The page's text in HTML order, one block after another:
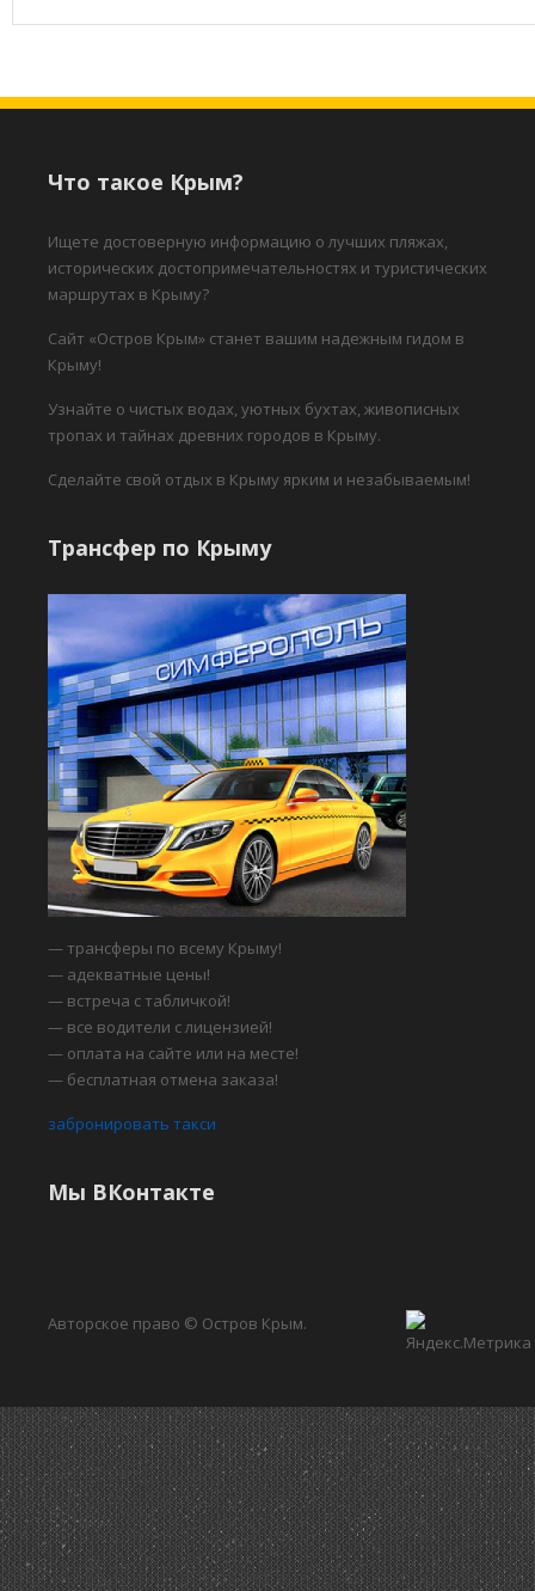
Что такое Крым?
Ищете достоверную информацию о лучших пляжах,
исторических достопримечательностях и туристических
маршрутах в Крыму?
Сайт «Остров Крым» станет вашим надежным гидом в
Крыму!
Узнайте о чистых водах, уютных бухтах, живописных
тропах и тайнах древних городов в Крыму.
Сделайте свой отдых в Крыму ярким и незабываемым!
Трансфер по Крыму
— трансферы по всему Крыму!
— адекватные цены!
— встреча с табличкой!
— все водители с лицензией!
— оплата на сайте или на месте!
— бесплатная отмена заказа!
забронировать такси
Мы ВКонтакте
Авторское право © Остров Крым.